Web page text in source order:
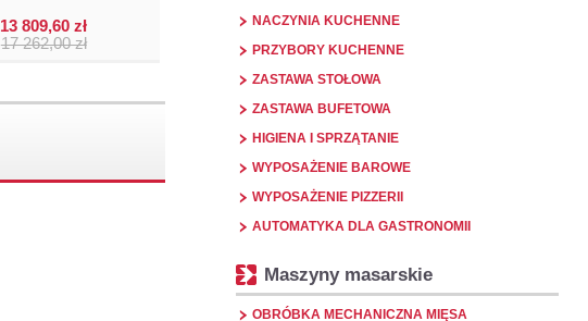
13 809,60 zł
17 262,00 zł
NACZYNIA KUCHENNE
PRZYBORY KUCHENNE
ZASTAWA STOŁOWA
ZASTAWA BUFETOWA
HIGIENA I SPRZĄTANIE
WYPOSAŻENIE BAROWE
WYPOSAŻENIE PIZZERII
AUTOMATYKA DLA GASTRONOMII
Maszyny masarskie
OBRÓBKA MECHANICZNA MIĘSA